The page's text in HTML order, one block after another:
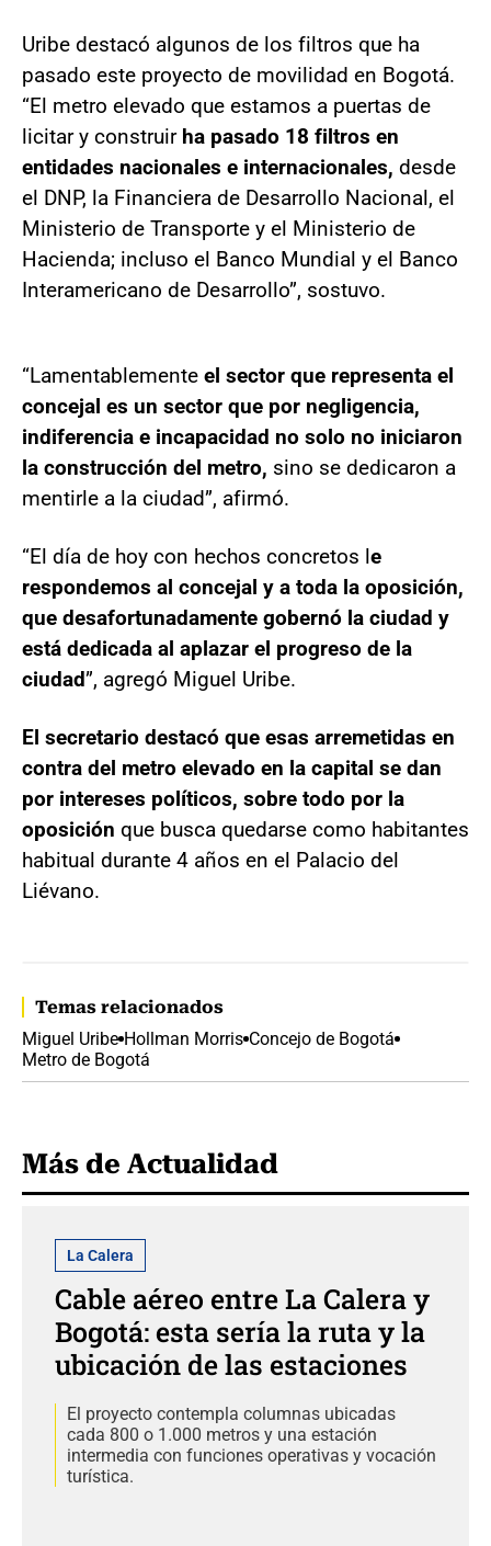
Uribe destacó algunos de los filtros que ha
pasado este proyecto de movilidad en Bogotá.
“El metro elevado que estamos a puertas de
licitar y construir ha pasado 18 filtros en
entidades nacionales e internacionales, desde
el DNP, la Financiera de Desarrollo Nacional, el
Ministerio de Transporte y el Ministerio de
Hacienda; incluso el Banco Mundial y el Banco
Interamericano de Desarrollo”, sostuvo.
“Lamentablemente el sector que representa el
concejal es un sector que por negligencia,
indiferencia e incapacidad no solo no iniciaron
la construcción del metro, sino se dedicaron a
mentirle a la ciudad”, afirmó.
“El día de hoy con hechos concretos le
respondemos al concejal y a toda la oposición,
que desafortunadamente gobernó la ciudad y
está dedicada al aplazar el progreso de la
ciudad”, agregó Miguel Uribe.
El secretario destacó que esas arremetidas en
contra del metro elevado en la capital se dan
por intereses políticos, sobre todo por la
oposición que busca quedarse como habitantes
habitual durante 4 años en el Palacio del
Liévano.
Temas relacionados
Miguel Uribe Hollman Morris Concejo de Bogotá
Metro de Bogotá
Más de Actualidad
La Calera
Cable aéreo entre La Calera y
Bogotá: esta sería la ruta y la
ubicación de las estaciones
El proyecto contempla columnas ubicadas
cada 800 o 1.000 metros y una estación
intermedia con funciones operativas y vocación
turística.